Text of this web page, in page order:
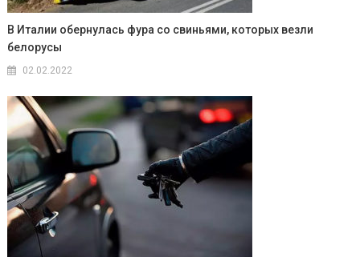
В Италии обернулась фура со свиньями, которых везли
белорусы
02.02.2022